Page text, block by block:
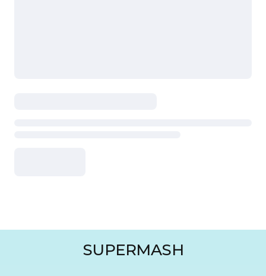
SUPERMASH